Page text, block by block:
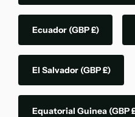
Ecuador (GBP £)
El Salvador (GBP £)
Equatorial Guinea (GBP